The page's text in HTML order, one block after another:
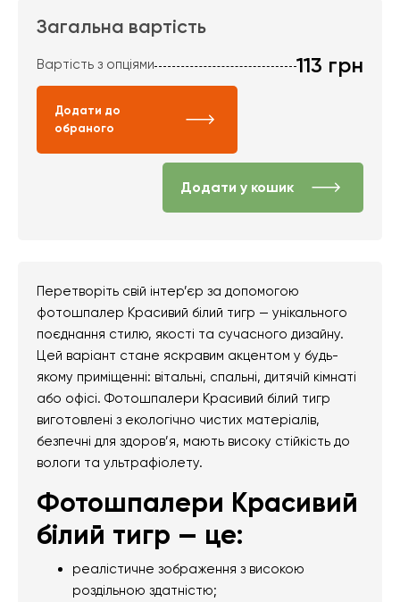
Загальна вартість
Вартість з опціями 113 грн
Додати до
обраного
Додати у кошик
Перетворіть свій інтер’єр за допомогою
фотошпалер Красивий білий тигр — унікального
поєднання стилю, якості та сучасного дизайну.
Цей варіант стане яскравим акцентом у будь-
якому приміщенні: вітальні, спальні, дитячій кімнаті
або офісі. Фотошпалери Красивий білий тигр
виготовлені з екологічно чистих матеріалів,
безпечні для здоров’я, мають високу стійкість до
вологи та ультрафіолету.
Фотошпалери Красивий
білий тигр — це:
реалістичне зображення з високою
роздільною здатністю;